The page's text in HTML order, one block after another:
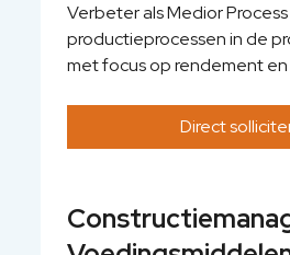
Verbeter als Medior
productieprocessen in de
met focus op rendement
procesberekeningen uit en
bestaande plants binnen
risicoanalyses, met directe
efficiency en veilige
Direct